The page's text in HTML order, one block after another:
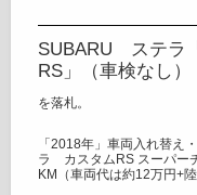
SUBARU ステ
RS」（車検なし）
を落札。
「2018年」車両入れ替
ラ カスタムRS スーパ
KM（車両代は約12万円+陸